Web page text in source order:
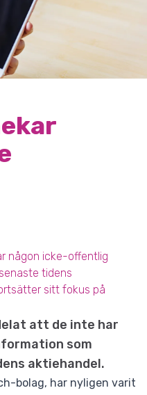
någon icke-offentlig
tidens
sitt fokus på
att de inte har
som
aktiehandel.
bolag, har nyligen varit